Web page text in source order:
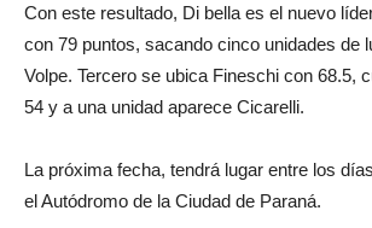
Con este resultado, Di bella es el nuevo
con 79 puntos, sacando cinco unidades de
Volpe. Tercero se ubica Fineschi con 68.5,
54 y a una unidad aparece Cicarelli.
La próxima fecha, tendrá lugar entre los
el Autódromo de la Ciudad de Paraná.